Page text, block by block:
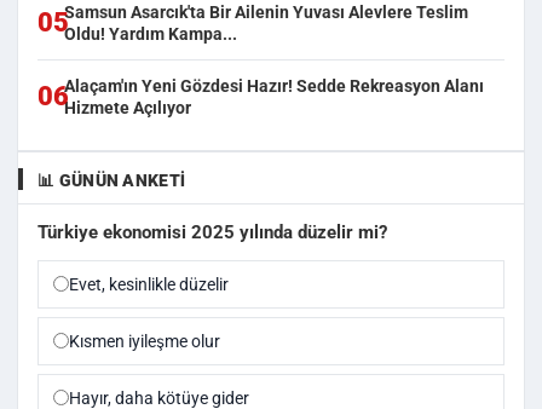
05Samsun Asarcık'ta Bir Ailenin Yuvası Alevlere Teslim
Oldu! Yardım Kampa...
06Alaçam'ın Yeni Gözdesi Hazır! Sedde Rekreasyon Alanı
Hizmete Açılıyor
📊 GÜNÜN ANKETI
Türkiye ekonomisi 2025 yılında düzelir mi?
Evet, kesinlikle düzelir
Kısmen iyileşme olur
Hayır, daha kötüye gider